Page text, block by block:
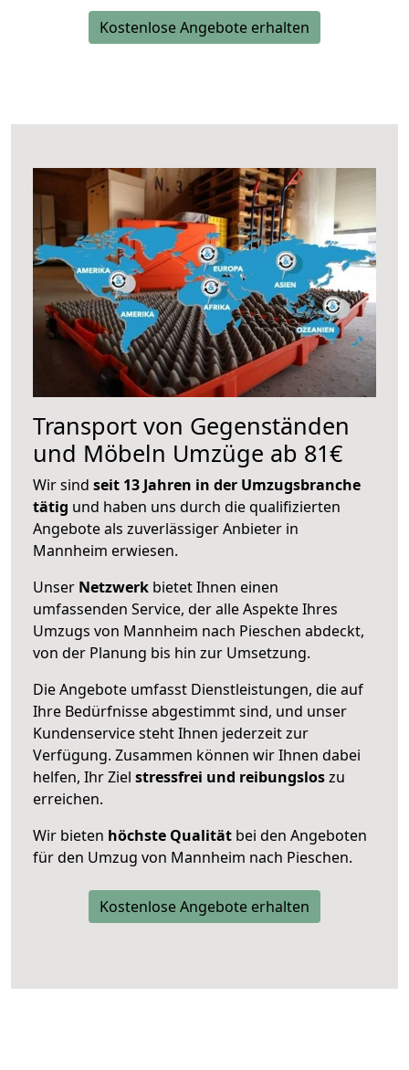
Kostenlose Angebote erhalten
Transport von Gegenständen
und Möbeln Umzüge ab 81€
Wir sind seit 13 Jahren in der Umzugsbranche
tätig und haben uns durch die qualifizierten
Angebote als zuverlässiger Anbieter in
Mannheim erwiesen.
Unser Netzwerk bietet Ihnen einen
umfassenden Service, der alle Aspekte Ihres
Umzugs von Mannheim nach Pieschen abdeckt,
von der Planung bis hin zur Umsetzung.
Die Angebote umfasst Dienstleistungen, die auf
Ihre Bedürfnisse abgestimmt sind, und unser
Kundenservice steht Ihnen jederzeit zur
Verfügung. Zusammen können wir Ihnen dabei
helfen, Ihr Ziel stressfrei und reibungsloszu
erreichen.
Wir bieten höchste Qualität bei den Angeboten
für den Umzug von Mannheim nach Pieschen.
Kostenlose Angebote erhalten